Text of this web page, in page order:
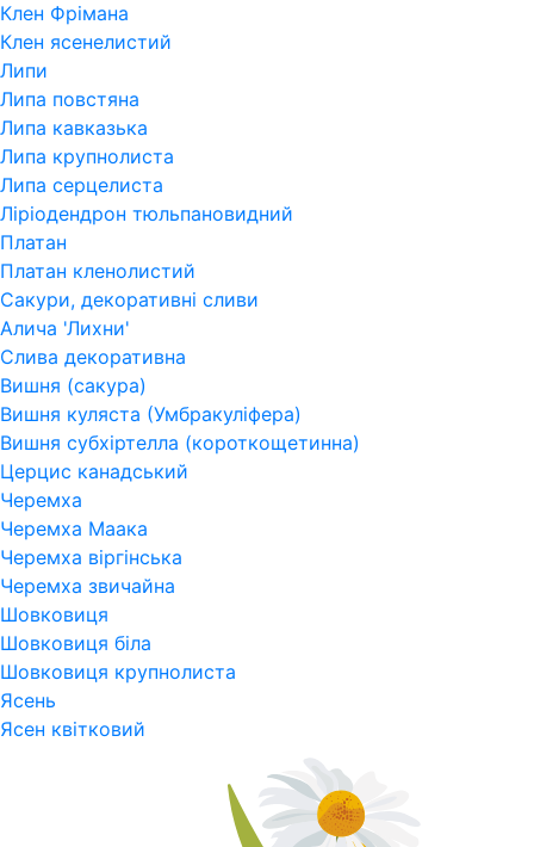
Клен Фрімана
Клен ясенелистий
Липи
Липа повстяна
Липа кавказька
Липа крупнолиста
Липа серцелиста
Ліріодендрон тюльпановидний
Платан
Платан кленолистий
Сакури, декоративні сливи
Алича 'Лихни'
Слива декоративна
Вишня (сакура)
Вишня куляста (Умбракуліфера)
Вишня субхіртелла (короткощетинна)
Церцис канадський
Черемха
Черемха Маака
Черемха віргінська
Черемха звичайна
Шовковиця
Шовковиця біла
Шовковиця крупнолиста
Ясень
Ясен квітковий